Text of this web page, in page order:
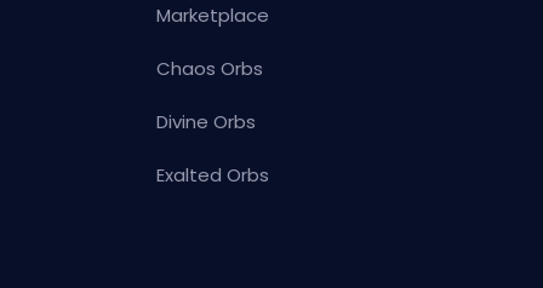
Marketplace
Chaos Orbs
Divine Orbs
Exalted Orbs